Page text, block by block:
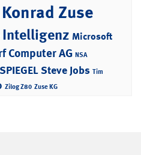
Konrad Zuse
Microsoft
Computer AG NSA
SPIEGELSteve Jobs Tim
Zilog Z80 Zuse KG